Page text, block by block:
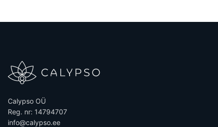
Calypso OÜ
Reg. nr: 14794707
info@calypso.ee